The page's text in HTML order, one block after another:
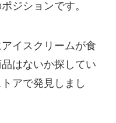
ジションです。
イスクリームが食
はないか探してい
アで発見しまし